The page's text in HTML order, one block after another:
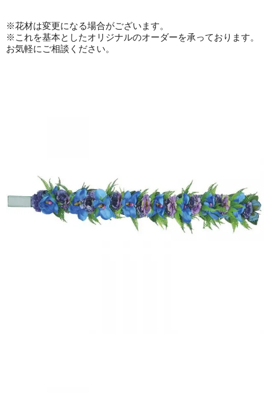
※花材は変更になる場合がございます。
※これを基本としたオリジナルのオーダーを承っております。
お気軽にご相談ください。